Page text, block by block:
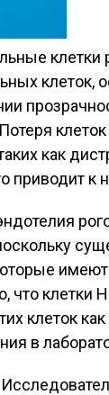
клетки
клеток,
как
приводит к
что клетки
клеток
в